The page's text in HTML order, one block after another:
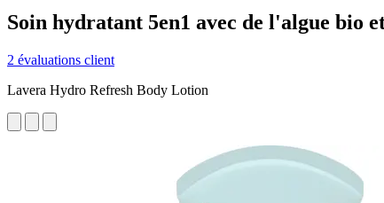
Soin hydratant 5en1 avec de l'algue bio
2 évaluations client
Lavera Hydro Refresh Body Lotion